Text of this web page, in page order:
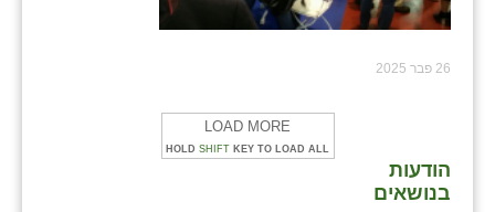
26 פבר 2025
LOAD MORE
HOLD SHIFT KEY TO LOAD ALL
הודעות
בנושאים